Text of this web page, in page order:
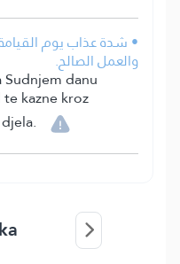
• شدة عذاب يوم
والعمل الصالح.
Sudnjem danu
kazne kroz